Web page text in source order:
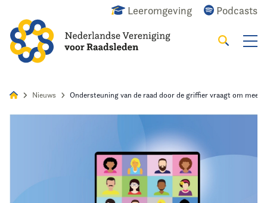
Leeromgeving Podcasts
Zoeken
Nieuws
Nieuws Ondersteuning van de raad door de griffier vraagt om meer